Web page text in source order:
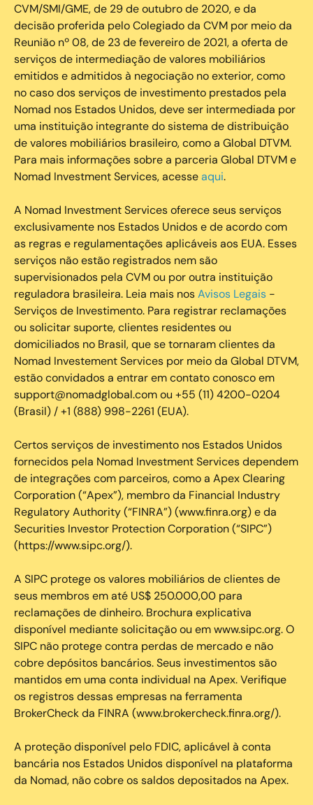
CVM/SMI/GME, de 29 de outubro de 2020, e da
decisão proferida pelo Colegiado da CVM por meio da
Reunião nº 08, de 23 de fevereiro de 2021, a oferta de
serviços de intermediação de valores mobiliários
emitidos e admitidos à negociação no exterior, como
no caso dos serviços de investimento prestados pela
Nomad nos Estados Unidos, deve ser intermediada por
uma instituição integrante do sistema de distribuição
de valores mobiliários brasileiro, como a Global DTVM.
Para mais informações sobre a parceria Global DTVM e
Nomad Investment Services, acesseaqui.
A Nomad Investment Services oferece seus serviços
exclusivamente nos Estados Unidos e de acordo com
as regras e regulamentações aplicáveis aos EUA. Esses
serviços não estão registrados nem são
supervisionados pela CVM ou por outra instituição
reguladora brasileira. Leia mais nosAvisos Legais -
Serviços de Investimento. Para registrar reclamações
ou solicitar suporte, clientes residentes ou
domiciliados no Brasil, que se tornaram clientes da
Nomad Investement Services por meio da Global DTVM,
estão convidados a entrar em contato conosco em
support@nomadglobal.com ou +55 (11) 4200-0204
(Brasil) / +1 (888) 998-2261 (EUA).
Certos serviços de investimento nos Estados Unidos
fornecidos pela Nomad Investment Services dependem
de integrações com parceiros, como a Apex Clearing
Corporation (“Apex”), membro da Financial Industry
Regulatory Authority (“FINRA”) (www.finra.org) e da
Securities Investor Protection Corporation (“SIPC”)
(https://www.sipc.org/).
A SIPC protege os valores mobiliários de clientes de
seus membros em até US$ 250.000,00 para
reclamações de dinheiro. Brochura explicativa
disponível mediante solicitação ou em www.sipc.org. O
SIPC não protege contra perdas de mercado e não
cobre depósitos bancários. Seus investimentos são
mantidos em uma conta individual na Apex. Verifique
os registros dessas empresas na ferramenta
BrokerCheck da FINRA (www.brokercheck.finra.org/).
A proteção disponível pelo FDIC, aplicável à conta
bancária nos Estados Unidos disponível na plataforma
da Nomad, não cobre os saldos depositados na Apex.